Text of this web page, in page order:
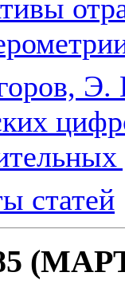
Э.
статей